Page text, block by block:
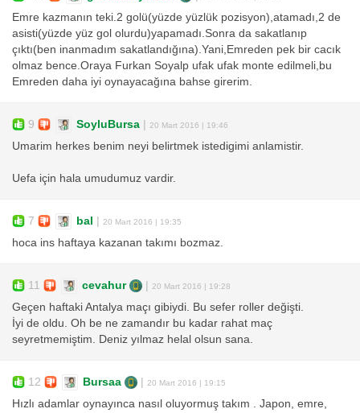
Emre kazmanın teki.2 golü(yüzde yüzlük pozisyon),atamadı,2 de
asisti(yüzde yüz gol olurdu)yapamadı.Sonra da sakatlanıp
çıktı(ben inanmadım sakatlandığına).Yani,Emreden pek bir cacık
olmaz bence.Oraya Furkan Soyalp ufak ufak monte edilmeli,bu
Emreden daha iyi oynayacağına bahse girerim.
9 SoyluBursa | 20 Mart 2016 | 19:46
Umarim herkes benim neyi belirtmek istedigimi anlamistir.
Uefa için hala umudumuz vardir.
7 bal | 20 Mart 2016 | 19:35
hoca ins haftaya kazanan takımı bozmaz.
11 cevahur | 20 Mart 2016 | 19:28
Geçen haftaki Antalya maçı gibiydi. Bu sefer roller değişti.
İyi de oldu. Oh be ne zamandır bu kadar rahat maç
seyretmemiştim. Deniz yılmaz helal olsun sana.
12 Bursaa | 20 Mart 2016 | 19:15
Hızlı adamlar oynayınca nasıl oluyormuş takım . Japon, emre,